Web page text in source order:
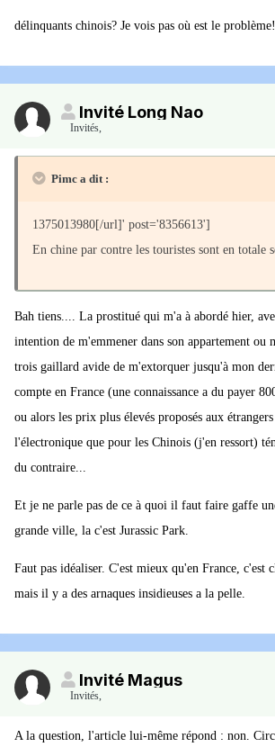
délinquants chinois? Je vois pas où est le
Invité Long Nao
Invités
Pimc a dit :
1375013980[/url]' post='8356613']
En chine par contre les touristes sont en totale
Bah tiens.... La prostitué qui m'a à abordé hier,
intention de m'emmener dans son appartement ou
trois gaillard avide de m'extorquer jusqu'à mon
compte en France (une connaissance a du payer
ou alors les prix plus élevés proposés aux
l'électronique que pour les Chinois (j'en ressort)
du contraire...
Et je ne parle pas de ce à quoi il faut faire gaffe
grande ville, la c'est Jurassic Park.
Faut pas idéaliser. C'est mieux qu'en France, c'est
mais il y a des arnaques insidieuses a la pelle.
Invité Magus
Invités
A la question, l'article lui-même répond : non.